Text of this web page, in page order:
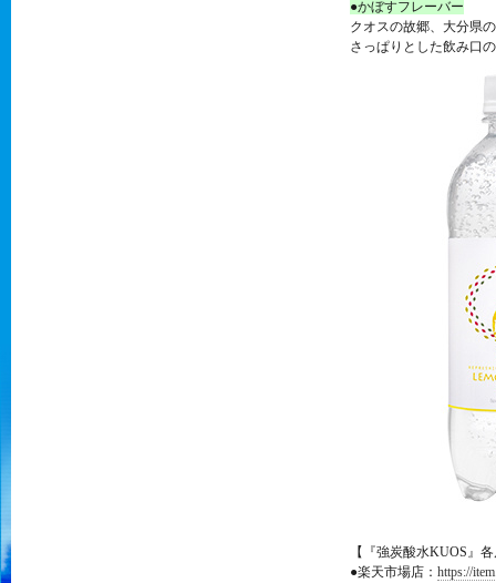
●かぼすフレーバー
クオスの故郷、大分県
さっぱりとした飲み口
【『強炭酸水KUOS』
●楽天市場店： https://